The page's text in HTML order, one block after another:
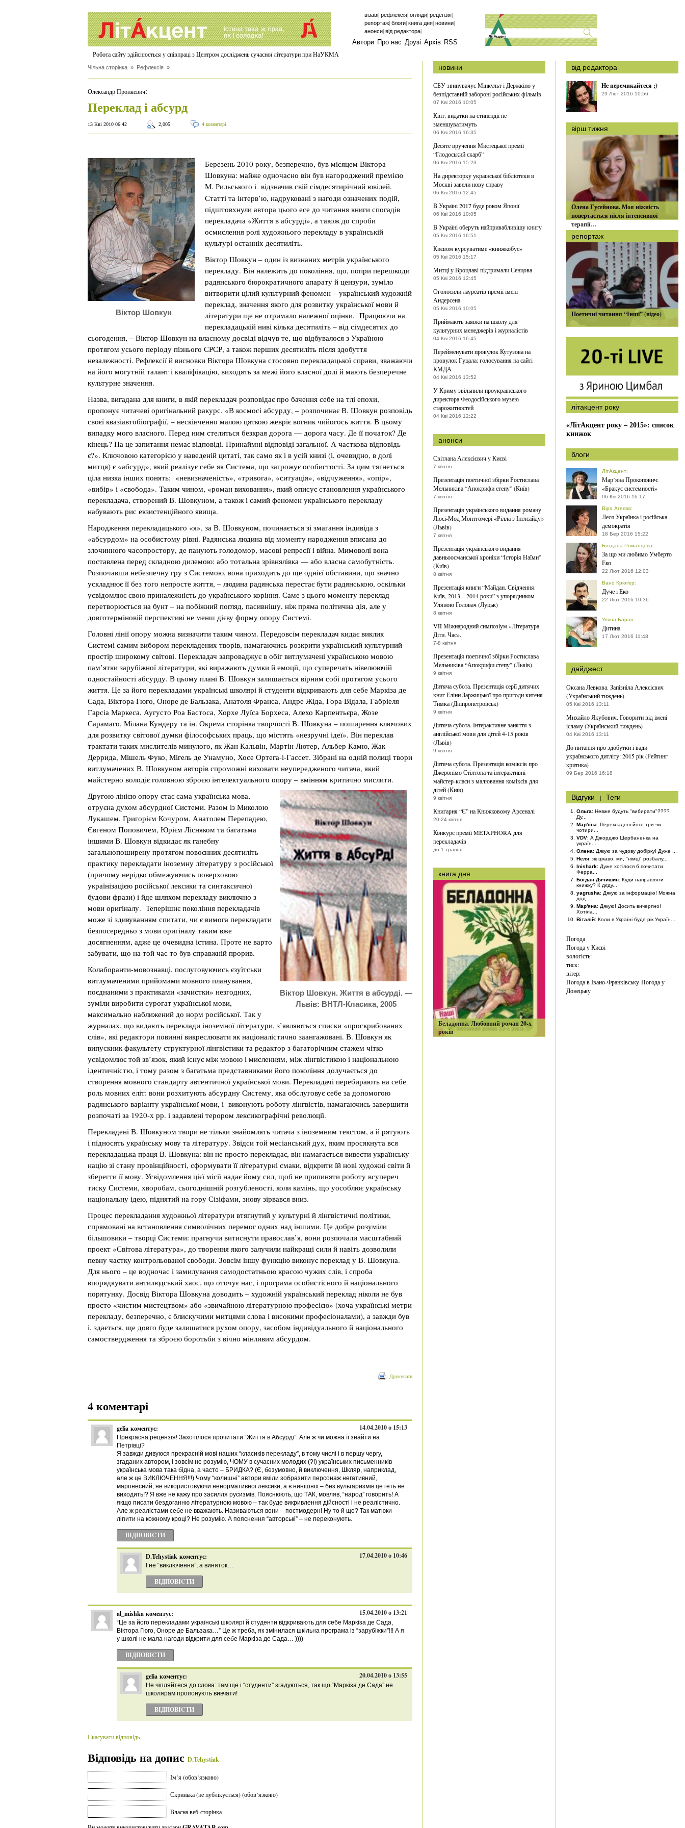
візаві| рефлексія| огляди| рецензія|
репортаж| блоги| книга дня| новини|
анонси| від редактора|
Автори Про нас Друзі Архів RSS
Робота сайту здійснюється у співпраці з Центром досліджень сучасної літератури при НаУКМА
Чільна сторінка » Рефлексія »
Олександр Пронкевич:
Переклад і абсурд
13 Кві 2010 06:42 2,005 4 коментарі
Віктор Шовкун
Березень 2010 року, безперечно, був місяцем Віктора
Шовкуна: майже одночасно він був нагороджений премією
М. Рильського і відзначив свій сімдесятирічний ювілей.
Статті та інтерв’ю, надруковані з нагоди означених подій,
підштовхнули автора цього есе до читання книги спогадів
перекладача «Життя в абсурді», а також до спроби
осмислення ролі художнього перекладу в українській
культурі останніх десятиліть.
Віктор Шовкун – один із визнаних метрів українського
перекладу. Він належить до покоління, що, попри перешкоди
радянського бюрократичного апарату й цензури, зуміло
витворити цілий культурний феномен – український художній
переклад, значення якого для розвитку української мови й
літератури ще не отримало належної оцінки. Працюючи на
перекладацькій ниві кілька десятиліть – від сімдесятих до
сьогодення, – Віктор Шовкун на власному досвіді відчув те, що відбувалося з Україною
протягом усього періоду пізнього СРСР, а також перших десятиліть після здобуття
незалежності. Рефлексії й висновки Віктора Шовкуна стосовно перекладацької справи, зважаючи
на його могутній талант і кваліфікацію, виходять за межі його власної долі й мають безперечне
культурне значення.
Назва, вигадана для книги, в якій перекладач розповідає про бачення себе на тлі епохи,
пропонує читачеві оригінальний ракурс. «В космосі абсурду, – розпочинає В. Шовкун розповідь
своєї квазіавтобіографії, – нескінченно малою цяткою жевріє вогник чийогось життя. В цьому
випадку мого власного. Перед ним стелиться безкрая дорога — дорога часу. Де її початок? Де
кінець? На це запитання немає відповіді. Принаймні відповіді загальної. А часткова відповідь
є?». Ключовою категорією у наведеній цитаті, так само як і в усій книзі (і, очевидно, в долі
митця) є «абсурд», який реалізує себе як Система, що загрожує особистості. За цим тягнеться
ціла низка інших понять: «невизначеність», «тривога», «ситуація», «відчуження», «опір»,
«вибір» і «свобода». Таким чином, «роман виховання», який описує становлення українського
перекладача, створений В. Шовкуном, а також і самий феномен українського перекладу
набувають рис екзистенційного явища.
Народження перекладацького «я», за В. Шовкуном, починається зі змагання індивіда з
«абсурдом» на особистому рівні. Радянська людина від моменту народження вписана до
злочинного часопростору, де панують голодомор, масові репресії і війна. Мимоволі вона
поставлена перед складною дилемою: або тотальна зрівнялівка — або власна самобутність.
Розпочавши небезпечну гру з Системою, вона приходить до ще однієї обставини, що значно
ускладнює її без того непросте життя, – людина радянська перестає бути радянською, оскільки
усвідомлює свою приналежність до українського коріння. Саме з цього моменту переклад
перетворюється на бунт – на побіжний погляд, пасивнішу, ніж пряма політична дія, але у
довготерміновій перспективі не менш дієву форму опору Системі.
Головні лінії опору можна визначити таким чином. Передовсім перекладач кидає виклик
Системі самим вибором перекладених творів, намагаючись розкрити український культурний
простір широкому світові. Перекладач запроваджує в обіг витлумачені українською мовою
пам’ятки зарубіжної літератури, які виражають думки й емоції, що суперечать нівелюючій
одностайності абсурду. В цьому плані В. Шовкун залишається вірним собі протягом усього
життя. Це за його перекладами українські школярі й студенти відкривають для себе Маркіза де
Сада, Віктора Гюго, Оноре де Бальзака, Анатоля Франса, Андре Жіда, Гора Відала, Габріеля
Гарсіа Маркеса, Аугусто Роа Бастоса, Хорхе Луїса Борхеса, Алехо Карпентьєра, Жозе
Сарамаго, Мілана Кундеру та ін. Окрема сторінка творчості В. Шовкуна – поширення ключових
для розвитку світової думки філософських праць, що містять «незручні ідеї». Він переклав
трактати таких мислителів минулого, як Жан Кальвін, Мартін Лютер, Альбер Камю, Жак
Деррида, Мішель Фуко, Мігель де Унамуно, Хосе Ортега-і-Гассет. Зібрані на одній полиці твори
витлумачених В. Шовкуном авторів спроможні виховати неупередженого читача, який
майстерно володіє головною зброєю інтелектуального опору – вмінням критично мислити.
Віктор Шовкун. Життя в абсурді. —
Львів: ВНТЛ-Класика, 2005
Другою лінією опору стає сама українська мова,
отруєна духом абсурдної Системи. Разом із Миколою
Лукашем, Григорієм Кочуром, Анатолем Перепадею,
Євгеном Поповичем, Юрієм Лісняком та багатьма
іншими В. Шовкун відкидає як ганебну
загальнопоширену протягом повоєнних десятиліть
практику перекладати іноземну літературу з російської
(причому нерідко обмежуючись поверховою
українізацією російської лексики та синтаксичної
будови фрази) і йде шляхом перекладу виключно з
мови оригіналу. Теперішнє покоління перекладачів
може зі здивуванням спитати, чи є вимога перекладати
безпосередньо з мови оригіналу таким вже
досягненням, адже це очевидна істина. Проте не варто
забувати, що на той час то був справжній прорив.
Колаборанти-мовознавці, послуговуючись єзуїтськи
витлумаченими прийомами мовного планування,
поєднаними з практиками «зачистки» незгодних,
зуміли виробити сурогат української мови,
максимально наближений до норм російської. Так у
журналах, що видають переклади іноземної літератури, з’являються списки «проскрибованих
слів», які редактори повинні викреслювати як націоналістично заангажовані. В. Шовкун як
випускник факультету структурної лінгвістики та редактор з багаторічним стажем чітко
усвідомлює той зв’язок, який існує між мовою і мисленням, між лінгвістикою і національною
ідентичністю, і тому разом з багатьма представниками його покоління долучається до
створення мовного стандарту автентичної української мови. Перекладачі перебирають на себе
роль мовних еліт: вони розхитують абсурдну Систему, яка обслуговує себе за допомогою
радянського варіанту української мови, і виконують роботу лінгвістів, намагаючись завершити
розпочаті за 1920-х рр. і задавлені терором лексикографічні революції.
Перекладені В. Шовкуном твори не тільки знайомлять читача з іноземним текстом, а й рятують
і підносять українську мову та літературу. Звідси той месіанський дух, яким просякнута вся
перекладацька праця В. Шовкуна: він не просто перекладає, він намагається вивести українську
націю зі стану провінційності, сформувати її літературні смаки, відкрити їй нові художні світи й
зберегти її мову. Усвідомлення цієї місії надає йому сил, щоб не припиняти роботу всупереч
тиску Системи, хворобам, сьогоднішній розгубленості, коли камінь, що уособлює українську
національну ідею, піднятий на гору Сізіфами, знову зірвався вниз.
Процес перекладання художньої літератури втягнутий у культурні й лінгвістичні політики,
спрямовані на встановлення символічних перемог одних над іншими. Це добре розуміли
більшовики – творці Системи: прагнучи витиснути православ’я, вони розпочали масштабний
проект «Світова література», до творення якого залучили найкращі сили й навіть дозволили
певну частку контрольованої свободи. Зовсім іншу функцію виконує переклад у В. Шовкуна.
Для нього – це водночас і замилування самодостатньою красою чужих слів, і спроба
впорядкувати антилюдський хаос, що оточує нас, і програма особистісного й національного
порятунку. Досвід Віктора Шовкуна доводить – художній український переклад ніколи не був
просто «чистим мистецтвом» або «звичайною літературною професією» (хоча українські метри
перекладу, безперечно, є блискучими митцями слова і високими професіоналами), а завжди був
і, здається, ще довго буде залишатися рухом опору, засобом індивідуального й національного
самоствердження та зброєю боротьби з вічно мінливим абсурдом.
Друкувати
4 коментарі
gelia коментує: 14.04.2010 о 15:13
Прекрасна рецензія! Захотілося прочитати “Життя в Абсурді”. Але ж чи можна її знайти на
Петрівці?
Я завжди дивуюся прекрасній мові наших “класиків перекладу”, в тому числі і в першу чергу,
згаданих автором, і зовсім не розумію, ЧОМУ в сучасних молодих (?!) українських письменників
українська мова така бідна, а часто – БРИДКА? (Є, безумовно, й виключення, Шкляр, наприклад,
але ж це ВИКЛЮЧЕННЯ!!!) Чому “колишні” автори вміли зобразити персонаж негативний,
маргінесний, не використовуючи ненормативної лексики, а в нинішніх – без вульгаризмів це геть не
виходить!? Я вже не кажу про засилля русизмів. Пояснюють, що ТАК, мовляв, “народ” говорить! А
якщо писати бездоганню літературною мовою – так буде викривлення дійсності і не реалістично.
Але ж реалістами себе не вважають. Називаються вони – постмодерн! Ну то й що? Так матюки
ліпити на кожному кроці? Не розумію. А пояснення “авторські” – не переконують.
ВІДПОВІCТИ
D.Tchystiak коментує: 17.04.2010 о 10:46
І не “виключення”, а виняток…
ВІДПОВІCТИ
al_mishka коментує: 15.04.2010 о 13:21
“Це за його перекладами українські школярі й студенти відкривають для себе Маркіза де Сада,
Віктора Гюго, Оноре де Бальзака…” Це ж треба, як змінилася шкільна програма із “зарубіжки”!!! А я
у школі не мала нагоди відкрити для себе Маркіза де Сада… ))))
ВІДПОВІCТИ
gelia коментує: 20.04.2010 о 13:55
Не чіпляйтеся до слова: там ще і “студенти” згадуються, так що “Маркіза де Сада” не
школярам пропонують вивчати!
ВІДПОВІCТИ
Скасувати відповідь
Відповідь на допис D.Tchystiak
Ім’я (обов’язково)
Скринька (не публікується) (обов’язково)
Власна веб-сторінка
новини
СБУ звинувачує Мінкульт і Держкіно у
безпідставній забороні російських фільмів
07 Кві 2016 10:05
Квіт: видатки на стипендії не
зменшуватимуть
06 Кві 2016 16:35
Десяте вручення Мистецької премії
“Глодоський скарб”
06 Кві 2016 15:23
На директорку української бібліотеки в
Москві завели нову справу
06 Кві 2016 12:45
В Україні 2017 буде роком Японії
06 Кві 2016 10:05
В Україні оберуть найпривабливішу книгу
05 Кві 2016 16:51
Києвом курсуватиме «книжкобус»
05 Кві 2016 15:17
Митці у Вроцлаві підтримали Сенцова
05 Кві 2016 12:45
Оголосили лауреатів премії імені
Андерсена
05 Кві 2016 10:05
Приймають заявки на школу для
культурних менеджерів і журналістів
04 Кві 2016 16:45
Перейменувати провулок Кутузова на
провулок Гуцала: голосування на сайті
КМДА
04 Кві 2016 13:52
У Криму звільнили проукраїнського
директора Феодосійського музею
старожитностей
04 Кві 2016 12:22
анонси
Світлана Алексієвич у Києві
7 квітня
Презентація поетичної збірки Ростислава
Мельниківа “Апокрифи степу” (Київ)
7 квітня
Презентація українського видання роману
Люсі-Мод Монтгомері «Рілла з Інглсайду»
(Львів)
7 квітня
Презентація українського видання
давньоосманської хроніки “Історія Наїми”
(Київ)
8 квітня
Презентація книги “Майдан. Свідчення.
Київ, 2013—2014 роки” з упорядником
Уляною Головач (Луцьк)
8 квітня
VII Міжнародний симпозіум «Література.
Діти. Час».
7-8 квітня
Презентація поетичної збірки Ростислава
Мельниківа “Апокрифи степу” (Львів)
9 квітня
Дитяча субота. Презентація серії дитячих
книг Еліни Заржицької про пригоди китеня
Тимка (Дніпропетровськ)
9 квітня
Дитяча субота. Інтерактивне заняття з
англійської мови для дітей 4-15 років
(Львів)
9 квітня
Дитяча субота. Презентація коміксів про
Джеронімо Стілтона та інтерактивні
майстер-класи з малювання коміксів для
дітей (Київ)
9 квітня
Книгарня “Є” на Книжковому Арсеналі
20-24 квітня
Конкурс премії METAPHORA для
перекладачів
до 1 травня
книга дня
Беладонна. Любовний роман 20-х
років
від редактора
Не перемикайтеся ;)
29 Лют 2016 10:56
вірш тижня
Олена Гусейнова. Моя ніжність
повертається після інтенсивної
терапії…
репортаж
Поетичні читання “Інші” (відео)
літакцент року
«ЛітАкцент року – 2015»: список
книжок
блоги
ЛітАкцент:
Мар’яна Прокопович:
«Бракує системності»
06 Кві 2016 16:17
Віра Агеєва:
Леся Українка і російська
демократія
18 Бер 2016 15:22
Богдана Романцова:
За що ми любимо Умберто
Еко
22 Лют 2016 12:03
Вано Крюґер:
Дуче і Еко
22 Лют 2016 10:36
Уляна Баран:
Дитина
17 Лют 2016 11:48
дайджест
Оксана Левкова. Запізніла Алексієвич
(Український тиждень)
05 Кві 2016 13:11
Михайло Якубович. Говорити від імені
ісламу (Український тиждень)
04 Кві 2016 13:11
До питання про здобутки і вади
українського дитліту: 2015 рік (Рейтинг
критика)
09 Бер 2016 16:18
Відгуки | Теги
Ольга: Невже будуть "вибирати"????
Ду...
Мар'яна: Перекладені його три чи
чотири...
VDV: А Джорджо Щербаненка на
україн...
Олена: Дякую за чудову добірку! Дуже ...
Неля: як цікаво. ми, "німці" розбалу...
Inishark: Дуже хотілося б почитати
Ферра...
Богдан Дячишин: Куди направляти
книжку? К дєду...
yagrusha: Дякую за інформацію! Можна
дод...
Мар'яна: Дякую! Досить вичерпно!
Хотіла...
Віталій: Коли в Україні буде рік Україн...
Погода
Погода уКиєві
вологість:
тиск:
вітер:
Погода в Івано-Франківську Погода у
Донецьку